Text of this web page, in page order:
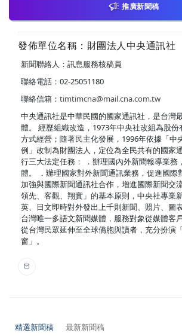
推廣新聞稿
發佈單位名稱：財團法人中央通訊社
新聞聯絡人：訊息服務核稿員
聯絡電話：02-25051180
聯絡信箱： timtimcna@mail.cna.com.tw
中央通訊社是中華民國的國家通訊社，是台灣
體。 經歷組織改造，1973年中央社改組為股
方式經營；隨著民主化發展，1996年依據「中
例」改制為財團法人，定位為全民共有的國家
行三大法定任務： ．辦理國內外新聞報導業務
體。 ．辦理國家對外新聞通訊業務，促進國際
加強與國際新聞通訊社合作，增進國際新聞交
領先、客觀、翔實」的基本原則，中央社專業
英、日文即時對外發出上千則新聞、照片、圖
台灣唯一多語文新聞媒體，服務對象從媒體客
從台灣民眾延伸至全球僑胞與讀者，充分扮演
窗」。
精選新聞稿 最新新聞稿